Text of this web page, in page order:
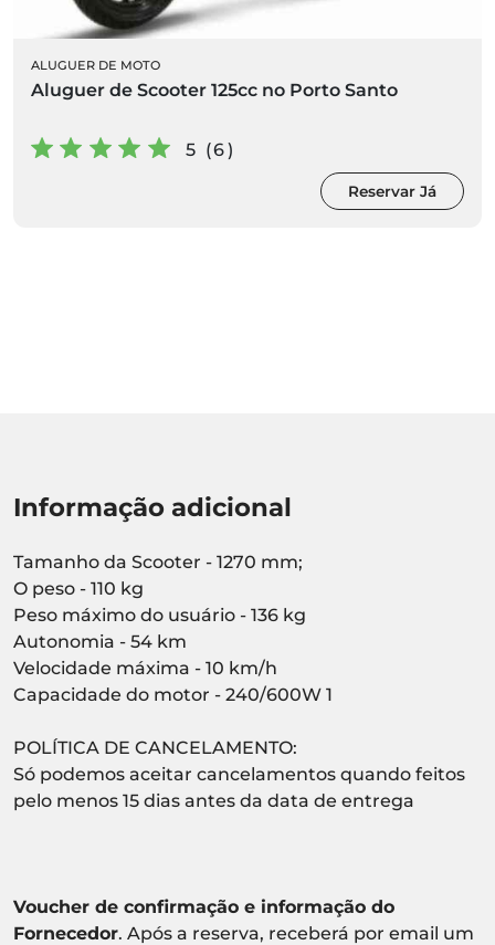
ALUGUER DE MOTO
Aluguer de Scooter 125cc no Porto Santo
5 (6)
Reservar Já
Informação adicional
Tamanho da Scooter - 1270 mm;
O peso - 110 kg
Peso máximo do usuário - 136 kg
Autonomia - 54 km
Velocidade máxima - 10 km/h
Capacidade do motor - 240/600W 1
POLÍTICA DE CANCELAMENTO:
Só podemos aceitar cancelamentos quando feitos
pelo menos 15 dias antes da data de entrega
Voucher de confirmação e informação do
Fornecedor. Após a reserva, receberá por email um